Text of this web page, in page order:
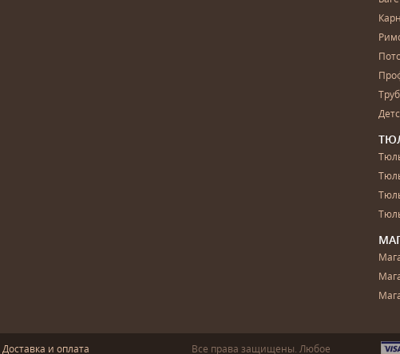
Доставка и оплата Все права защищены. Любое